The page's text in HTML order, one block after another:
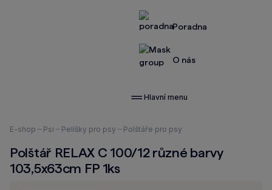
Poradna
O nás
Hlavní menu
Nacházíte
zde:
E-shop Psi Pelíšky pro psy Polštáře pro psy
Polštář RELAX C 100/12 různé barvy
103,5x63cm FP 1ks